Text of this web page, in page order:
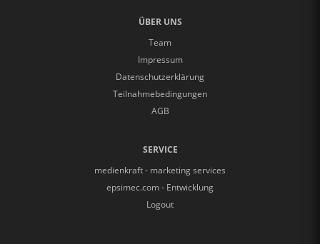
ÜBER UNS
Team
Impressum
Datenschutzerklärung
Teilnahmebedingungen
AGB
SERVICE
medienkraft - marketing services
epsimec.com - Entwicklung
Logout